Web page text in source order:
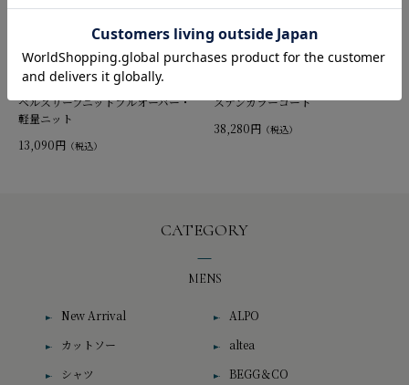
【Marco&Louise】マルチカラー
ベルスリーブニットプルオーバー・
軽量ニット
13,090円 （税込）
ステンカラーコート
38,280円 （税込）
CATEGORY
MENS
New Arrival
カットソー
シャツ
ALPO
altea
BEGG＆CO